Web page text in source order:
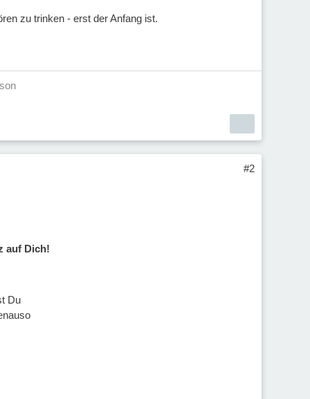
zu trinken - erst der Anfang ist.
#2
auf Dich!
Du